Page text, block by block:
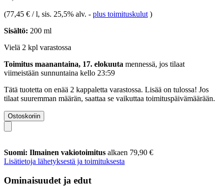
(77,45 € / l, sis. 25,5% alv. - plus toimituskulut )
Sisältö: 200 ml
Vielä 2 kpl varastossa
Toimitus maanantaina, 17. elokuuta mennessä, jos tilaat
viimeistään sunnuntaina kello 23:59
Tätä tuotetta on enää 2 kappaletta varastossa. Lisää on tulossa! Jos
tilaat suuremman määrän, saattaa se vaikuttaa toimituspäivämäärään.
Ostoskoriin
Suomi: Ilmainen vakiotoimitus alkaen 79,90 €
Lisätietoja lähetyksestä ja toimituksesta
Ominaisuudet ja edut